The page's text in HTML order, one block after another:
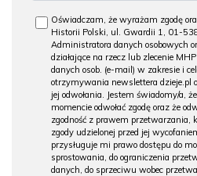
Oświadczam, że wyrażam zgodę
Historii Polski, ul. Gwardii 1, 01-
Administratora danych osobowych
działające na rzecz lub zlecenie
danych osob. (e-mail) w zakresie i
otrzymywania newslettera dzieje.pl
jej odwołania. Jestem świadomy/a,
momencie odwołać zgodę oraz że
zgodność z prawem przetwarzania,
zgody udzielonej przed jej
przysługuje mi prawo dostępu do
sprostowania, do ograniczenia
danych, do sprzeciwu wobec